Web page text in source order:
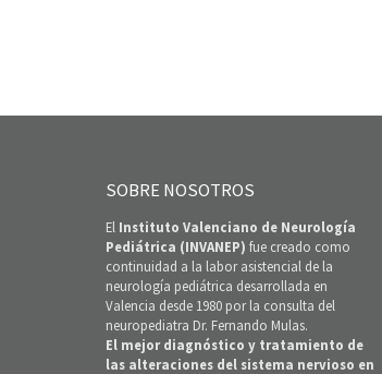
SOBRE NOSOTROS
El Instituto Valenciano de Neurología
Pediátrica (INVANEP) fue creado como
continuidad a la labor asistencial de la
neurología pediátrica desarrollada en
Valencia desde 1980 por la consulta del
neuropediatra Dr. Fernando Mulas.
El mejor diagnóstico y tratamiento de
las alteraciones del sistema nervioso en